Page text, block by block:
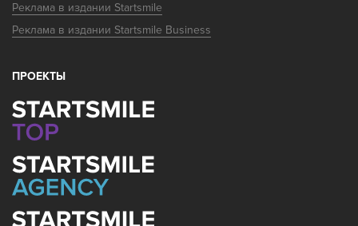
Реклама в издании Startsmile
Реклама в издании Startsmile Business
ПРОЕКТЫ